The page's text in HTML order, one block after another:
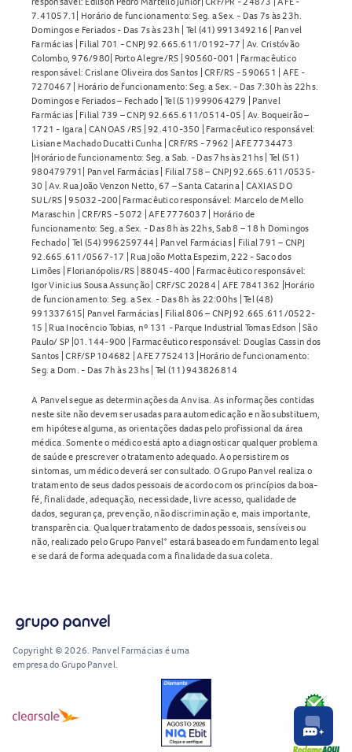
7.41057.1| Horário de funcionamento: Seg. a Sex. - Das 7s às 23h.
Domingos e Feriados - Das 7s às 23h | Tel (41) 991349216 | Panvel
Farmácias | Filial 701 - CNPJ 92.665.611/0192-77 | Av. Cristóvão
Colombo, 976/980| Porto Alegre/RS | 90560-001 | Farmacêutico
responsável: Crislane Oliveira dos Santos | CRF/RS - 590651 | AFE -
7270467 | Horário de funcionamento: Seg. a Sex. - Das 7:30h às 22hs.
Domingos e Feriados – Fechado | Tel (51) 999064279 | Panvel
Farmácias | Filial 739 – CNPJ 92.665.611/0514-05 | Av. Boqueirão –
1721 - Igara | CANOAS /RS | 92.410-350 | Farmacêutico responsável:
Lisiane Machado Ducatti Cunha | CRF/RS - 7962 | AFE 7734473
|Horário de funcionamento: Seg. a Sab. - Das 7hs às 21hs | Tel (51)
980479791| Panvel Farmácias | Filial 758 – CNPJ 92.665.611/0535-
30 | Av. Rua João Venzon Netto, 67 – Santa Catarina | CAXIAS DO
SUL/RS | 95032-200| Farmacêutico responsável: Marcelo de Mello
Maraschin | CRF/RS - 5072 | AFE 7776037 | Horário de
funcionamento: Seg. a Sex. - Das 8h às 22hs, Sab 8 – 18 h Domingos
Fechado | Tel (54) 996259744 | Panvel Farmácias | Filial 791 – CNPJ
92.665.611/0567-17 | Rua João Motta Espezim, 222 - Saco dos
Limões | Florianópolis/RS | 88045-400 | Farmacêutico responsável:
Igor Vinicius Sousa Assunção | CRF/SC 20284 | AFE 7841362 |Horário
de funcionamento: Seg. a Sex. - Das 8h às 22:00hs | Tel (48)
991337615| Panvel Farmácias | Filial 806 – CNPJ 92.665.611/0522-
15 | Rua Inocêncio Tobias, nº 131 - Parque Industrial Tomas Edson | São
Paulo/ SP |01.144-900 | Farmacêutico responsável: Douglas Cassin dos
Santos | CRF/SP 104682 | AFE 7752413 |Horário de funcionamento:
Seg. a Dom. - Das 7h às 23hs | Tel (11) 943826814
A Panvel segue as determinações da Anvisa. As informações contidas
neste site não devem ser usadas para automedicação e não substituem,
em hipótese alguma, as orientações dadas pelo profissional da área
médica. Somente o médico está apto a diagnosticar qualquer problema
de saúde e prescrever o tratamento adequado. Ao persistirem os
sintomas, um médico deverá ser consultado. O Grupo Panvel realiza o
tratamento de seus dados pessoais de acordo com os princípios da boa-
fé, finalidade, adequação, necessidade, livre acesso, qualidade de
dados, segurança, prevenção, não discriminação e, mais importante,
transparência. Qualquer tratamento de dados pessoais, sensíveis ou
não, realizado pelo Grupo Panvel* estará baseado em fundamento legal
e se dará de forma adequada com a finalidade da sua coleta.
Copyright © 2026. Panvel Farmácias é uma
empresa do Grupo Panvel.
RA1000